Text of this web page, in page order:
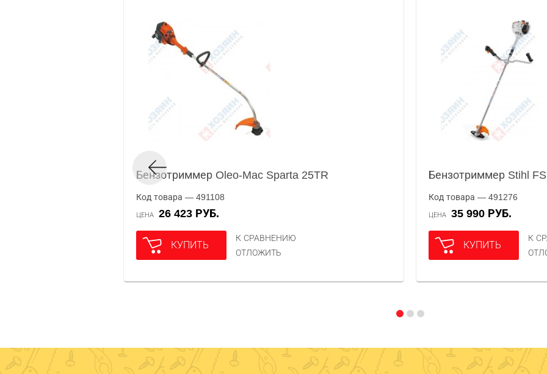
Бензотриммер Oleo-Mac Sparta 25TR
Код товара — 491108
ЦЕНА 26 423 РУБ.
КУПИТЬ
К СРАВНЕНИЮ
ОТЛОЖИТЬ
Бензотриммер Stihl
Код товара — 491276
ЦЕНА 35 990 РУБ.
КУПИТЬ
К